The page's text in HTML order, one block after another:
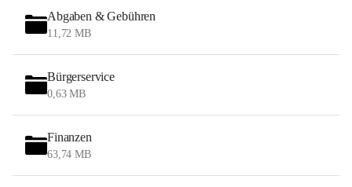
Abgaben & Gebühren
11,72 MB
Bürgerservice
0,63 MB
Finanzen
63,74 MB